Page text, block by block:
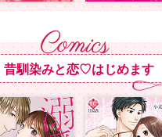
昔馴染みと恋♡はじめます